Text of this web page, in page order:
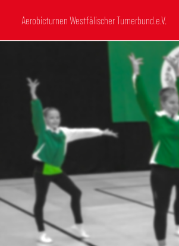
Aerobicturnen Westfälischer Turnerbund.e.V.